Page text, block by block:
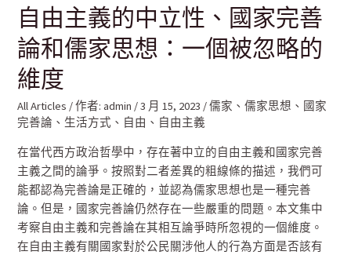
自由主義的中立性、國家完善
論和儒家思想：一個被忽略的
維度
All Articles / 作者:admin /3 月 15, 2023 /儒家 、儒家思想 、 國家
完善論 、 生活方式 、 自由 、 自由主義
在當代西方政治哲學中，存在著中立的自由主義和國家完善
主義之間的論爭。按照對二者差異的粗線條的描述，我們可
能都認為完善論是正確的，並認為儒家思想也是一種完善
論。但是，國家完善論仍然存在一些嚴重的問題。本文集中
考察自由主義和完善論在其相互論爭時所忽視的一個維度。
在自由主義有關國家對於公民關涉他人的行為方面是否該有